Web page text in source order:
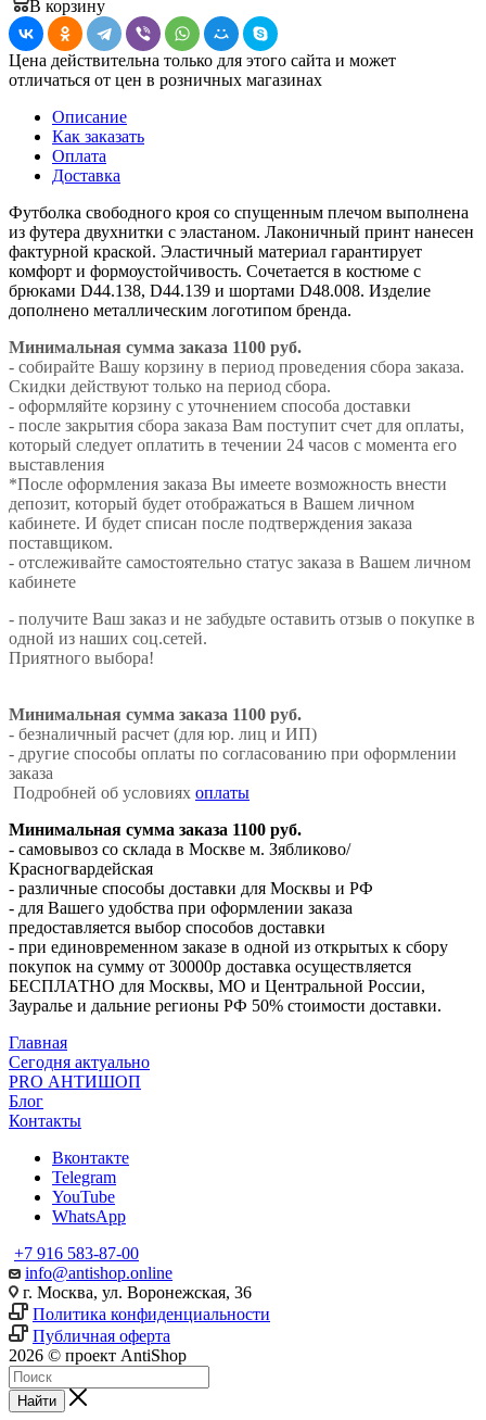
В корзину
Цена действительна только для этого сайта и может
отличаться от цен в розничных магазинах
Описание
Как заказать
Оплата
Доставка
Футболка свободного кроя со спущенным плечом выполнена
из футера двухнитки с эластаном. Лаконичный принт нанесен
фактурной краской. Эластичный материал гарантирует
комфорт и формоустойчивость. Сочетается в костюме с
брюками D44.138, D44.139 и шортами D48.008. Изделие
дополнено металлическим логотипом бренда.
Минимальная сумма заказа 1100 руб.
- собирайте Вашу корзину в период проведения сбора заказа.
Скидки действуют только на период сбора.
- оформляйте корзину с уточнением способа доставки
- после закрытия сбора заказа Вам поступит счет для оплаты,
который следует оплатить в течении 24 часов с момента его
выставления
*После оформления заказа Вы имеете возможность внести
депозит, который будет отображаться в Вашем личном
кабинете. И будет списан после подтверждения заказа
поставщиком.
- отслеживайте самостоятельно статус заказа в Вашем личном
кабинете
- получите Ваш заказ и не забудьте оставить отзыв о покупке в
одной из наших соц.сетей.
Приятного выбора!
Минимальная сумма заказа 1100 руб.
- безналичный расчет (для юр. лиц и ИП)
- другие способы оплаты по согласованию при оформлении
заказа
Подробней об условиях оплаты
Минимальная сумма заказа 1100 руб.
- самовывоз со склада в Москве м. Зябликово/
Красногвардейская
- различные способы доставки для Москвы и РФ
- для Вашего удобства при оформлении заказа
предоставляется выбор способов доставки
- при единовременном заказе в одной из открытых к сбору
покупок на сумму от 30000р доставка осуществляется
БЕСПЛАТНО для Москвы, МО и Центральной России,
Зауралье и дальние регионы РФ 50% стоимости доставки.
Главная
Сегодня актуально
PRO АНТИШОП
Блог
Контакты
Вконтакте
Telegram
YouTube
WhatsApp
+7 916 583-87-00
info@antishop.online
г. Москва, ул. Воронежская, 36
Политика конфиденциальности
Публичная оферта
2026 © проект AntiShop
Найти